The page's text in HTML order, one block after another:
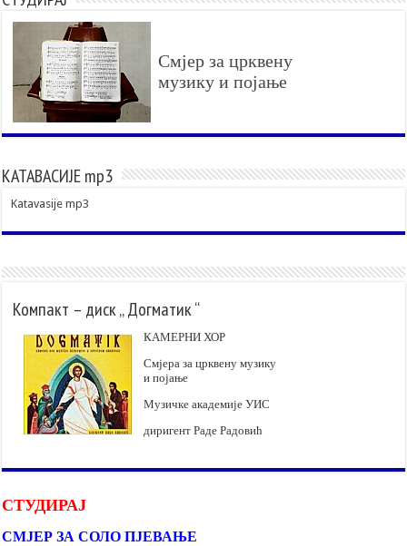
Смјер за црквену
музику и појање
КАТАВАСИЈЕ mp3
Katavasije mp3
Компакт – диск „ Догматик “
КАМЕРНИ ХОР
Смјера за црквену музику
и појање
Музичке академије УИС
диригент Раде Радовић
СТУДИРАЈ
СМЈЕР ЗА СОЛО ПЈЕВАЊЕ